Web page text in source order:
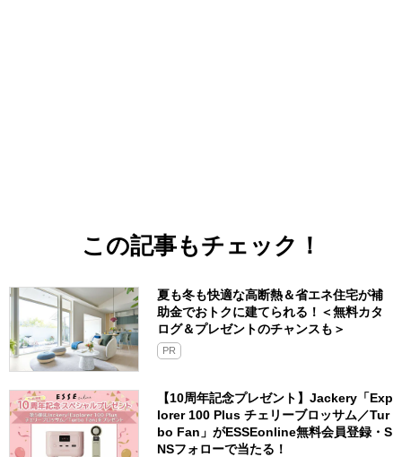
この記事もチェック！
夏も冬も快適な高断熱＆省エネ住宅が補
助金でおトクに建てられる！＜無料カタ
ログ＆プレゼントのチャンスも＞
PR
【10周年記念プレゼント】Jackery「Exp
lorer 100 Plus チェリーブロッサム／Tur
bo Fan」がESSEonline無料会員登録・S
NSフォローで当たる！